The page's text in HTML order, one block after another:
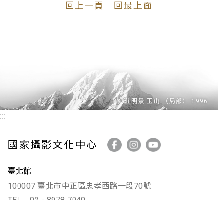
回上一頁 回最上面
:::
國家攝影文化中心
臺北館
100007 臺北市中正區忠孝西路一段70號